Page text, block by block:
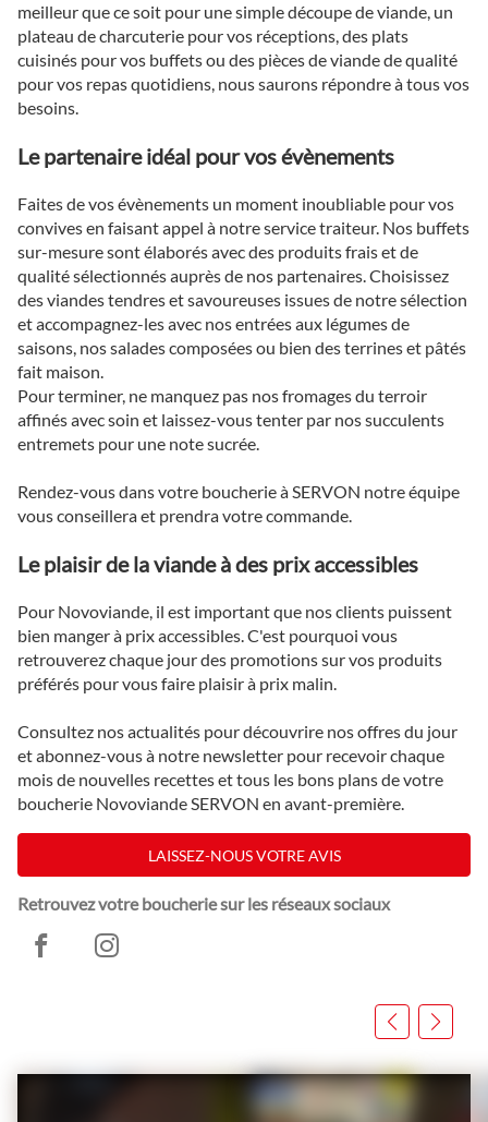
meilleur que ce soit pour une simple découpe de viande, un
plateau de charcuterie pour vos réceptions, des plats
cuisinés pour vos buffets ou des pièces de viande de qualité
pour vos repas quotidiens, nous saurons répondre à tous vos
besoins.
Le partenaire idéal pour vos évènements
Faites de vos évènements un moment inoubliable pour vos
convives en faisant appel à notre service traiteur. Nos buffets
sur-mesure sont élaborés avec des produits frais et de
qualité sélectionnés auprès de nos partenaires. Choisissez
des viandes tendres et savoureuses issues de notre sélection
et accompagnez-les avec nos entrées aux légumes de
saisons, nos salades composées ou bien des terrines et pâtés
fait maison.
Pour terminer, ne manquez pas nos fromages du terroir
affinés avec soin et laissez-vous tenter par nos succulents
entremets pour une note sucrée.
Rendez-vous dans votre boucherie à SERVON notre équipe
vous conseillera et prendra votre commande.
Le plaisir de la viande à des prix accessibles
Pour Novoviande, il est important que nos clients puissent
bien manger à prix accessibles. C'est pourquoi vous
retrouverez chaque jour des promotions sur vos produits
préférés pour vous faire plaisir à prix malin.
Consultez nos actualités pour découvrire nos offres du jour
et abonnez-vous à notre newsletter pour recevoir chaque
mois de nouvelles recettes et tous les bons plans de votre
boucherie Novoviande SERVON en avant-première.
LAISSEZ-NOUS VOTRE AVIS
Retrouvez votre boucherie sur les réseaux sociaux
NovoviandeNovoviande
touche